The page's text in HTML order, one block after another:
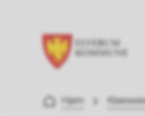
Du er her: